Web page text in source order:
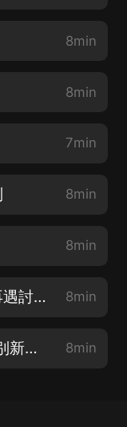
8min
8min
7min
8min
8min
靈月俠侶傳 006 欲回天門山再遇討債鬼 8min
靈月俠侶傳 007 -天門山前小别新歡怎奈癡漢訴衷情 8min